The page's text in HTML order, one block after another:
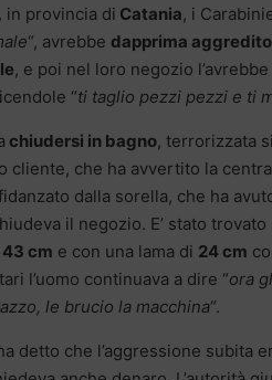
, in provincia di Catania, i
“, avrebbe dapprima
, e poi nel loro negozio l’avrebbe
“ti taglio pezzi pezzi e ti
chiudersi in bagno, terrorizzata
cliente, che ha avvertito la
dalla sorella, che ha
il negozio. E’ stato
43 cm e con una lama di 24 cm
l’uomo continuava a dire “ora
le brucio la macchina“.
detto che l’aggressione subita